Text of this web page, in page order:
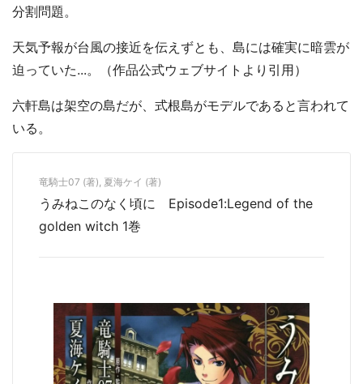
分割問題。
天気予報が台風の接近を伝えずとも、島には確実に暗雲が
迫っていた...。（作品公式ウェブサイトより引用）
六軒島は架空の島だが、式根島がモデルであると言われて
いる。
竜騎士07 (著), 夏海ケイ (著)
うみねこのなく頃に Episode1:Legend of the
golden witch 1巻